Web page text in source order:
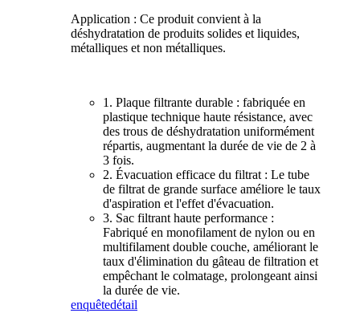
Application : Ce produit convient à la
déshydratation de produits solides et liquides,
métalliques et non métalliques.
1. Plaque filtrante durable : fabriquée en
plastique technique haute résistance, avec
des trous de déshydratation uniformément
répartis, augmentant la durée de vie de 2 à
3 fois.
2. Évacuation efficace du filtrat : Le tube
de filtrat de grande surface améliore le taux
d'aspiration et l'effet d'évacuation.
3. Sac filtrant haute performance :
Fabriqué en monofilament de nylon ou en
multifilament double couche, améliorant le
taux d'élimination du gâteau de filtration et
empêchant le colmatage, prolongeant ainsi
la durée de vie.
enquêtedétail